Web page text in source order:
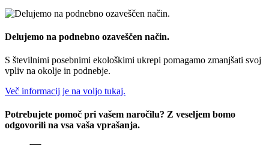
Delujemo na podnebno ozaveščen način.
S številnimi posebnimi ekološkimi ukrepi pomagamo zmanjšati svoj
vpliv na okolje in podnebje.
Več informacij je na voljo tukaj.
Potrebujete pomoč pri vašem naročilu? Z veseljem bomo
odgovorili na vsa vaša vprašanja.